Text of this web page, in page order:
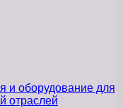
и оборудование для
отраслей